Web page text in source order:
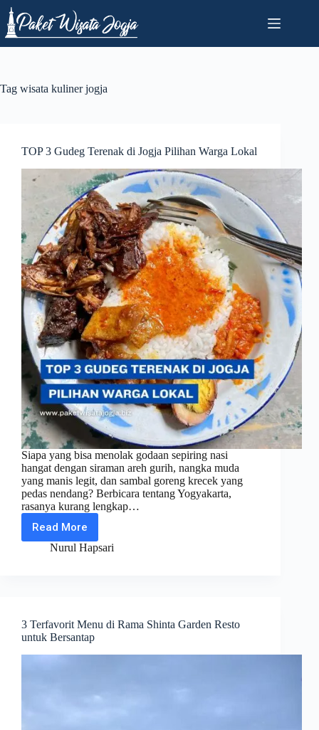
Skip
content
Tag wisata kuliner jogja
TOP 3 Gudeg Terenak di Jogja Pilihan Warga Lokal
Siapa yang bisa menolak godaan sepiring nasi
hangat dengan siraman areh gurih, nangka muda
yang manis legit, dan sambal goreng krecek yang
pedas nendang? Berbicara tentang Yogyakarta,
rasanya kurang lengkap…
Read More
TOP
3
Warga
Lokal
Nurul Hapsari
3 Terfavorit Menu di Rama Shinta Garden Resto
untuk Bersantap